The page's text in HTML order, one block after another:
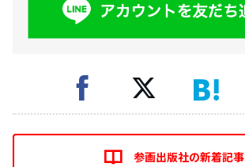
参画出版社の新着記事